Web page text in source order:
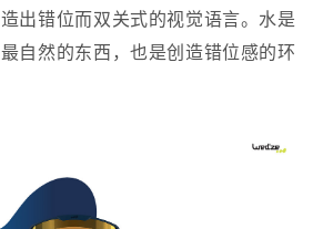
出错位而双关式的视觉语言。水是
自然的东西，也是创造错位感的环